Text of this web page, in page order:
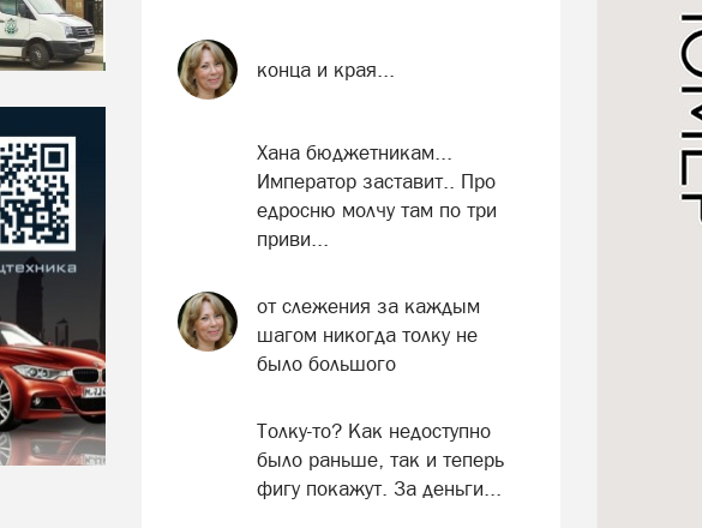
конца и края...
Хана бюджетникам...
Император заставит.. Про
едросню молчу там по три
приви...
от слежения за каждым
шагом никогда толку не
было большого
Толку-то? Как недоступно
было раньше, так и теперь
фигу покажут. За деньги...